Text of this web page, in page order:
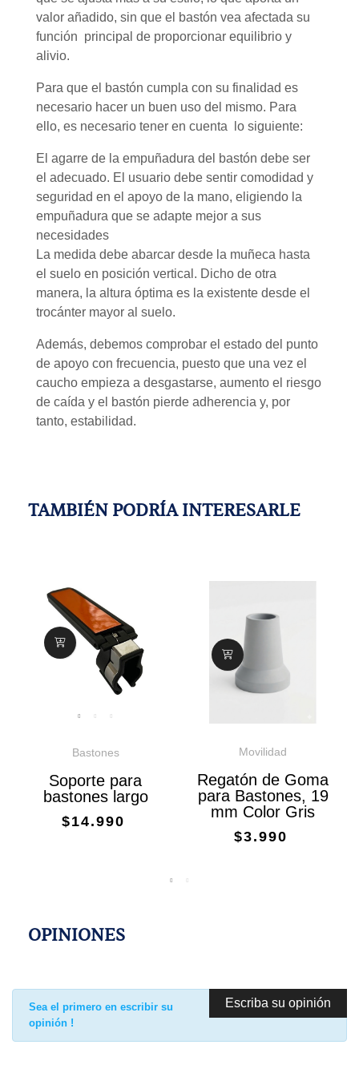
valor añadido, sin que el bastón vea afectada su
función principal de proporcionar equilibrio y
alivio.
Para que el bastón cumpla con su finalidad es
necesario hacer un buen uso del mismo. Para
ello, es necesario tener en cuenta lo siguiente:
El agarre de la empuñadura del bastón debe ser
el adecuado. El usuario debe sentir comodidad y
seguridad en el apoyo de la mano, eligiendo la
empuñadura que se adapte mejor a sus
necesidades
La medida debe abarcar desde la muñeca hasta
el suelo en posición vertical. Dicho de otra
manera, la altura óptima es la existente desde el
trocánter mayor al suelo.
Además, debemos comprobar el estado del punto
de apoyo con frecuencia, puesto que una vez el
caucho empieza a desgastarse, aumento el riesgo
de caída y el bastón pierde adherencia y, por
tanto, estabilidad.
TAMBIÉN PODRÍA INTERESARLE
Bastones
Soporte para
bastones largo
$14.990
Movilidad
Regatón de Goma
para Bastones, 19
mm Color Gris
$3.990
OPINIONES
Escriba su opinión
Sea el primero en escribir su
opinión !